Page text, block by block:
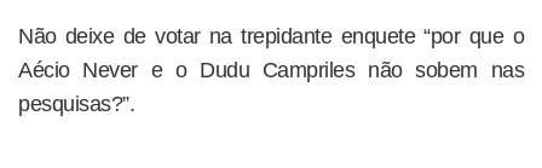
Não deixe de votar na trepidante enquete “por que o
Aécio Never e o Dudu Campriles não sobem nas
pesquisas?”.